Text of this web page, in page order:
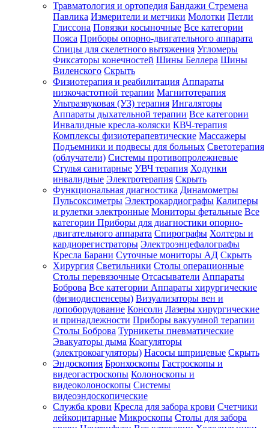
Травматология и ортопедия Бандажи Стремена
Павлика Измерители и метчики Молотки Петли
Глиссона Повязки косыночные Все категории
Пояса Приборы опорно-двигательного аппарата
Спицы для скелетного вытяжения Угломеры
Фиксаторы конечностей Шины Беллера Шины
Виленского Скрыть
Физиотерапия и реабилитация Аппараты
низкочастотной терапии Магнитотерапия
Ультразвуковая (УЗ) терапия Ингаляторы
Аппараты дыхательной терапии Все категории
Инвалидные кресла-коляски КВЧ-терапия
Комплексы физиотерапевтические Массажеры
Подъемники и подвесы для больных Светотерапия
(облучатели) Системы противопролежневые
Стулья санитарные УВЧ терапия Ходунки
инвалидные Электротерапия Скрыть
Функциональная диагностика Динамометры
Пульсоксиметры Электрокардиографы Калиперы
и рулетки электронные Мониторы фетальные Все
категории Приборы для диагностики опорно-
двигательного аппарата Спирографы Холтеры и
кардиорегистраторы Электроэнцефалографы
Кресла Барани Суточные мониторы АД Скрыть
Хирургия Светильники Столы операционные
Столы перевязочные Отсасыватели Аппараты
Боброва Все категории Аппараты хирургические
(физиодиспенсеры) Визуализаторы вен и
допоборудование Консоли Лазеры хирургические
и принадлежности Приборы вакуумной терапии
Столы Боброва Турникеты пневматические
Эвакуаторы дыма Коагуляторы
(электрокоагуляторы) Насосы шприцевые Скрыть
Эндоскопия Бронхоскопы Гастроскопы и
видеогастроскопы Колоноскопы и
видеоколоноскопы Системы
видеоэндоскопические
Служба крови Кресла для забора крови Счетчики
лейкоцитарные Микроскопы Столы для забора